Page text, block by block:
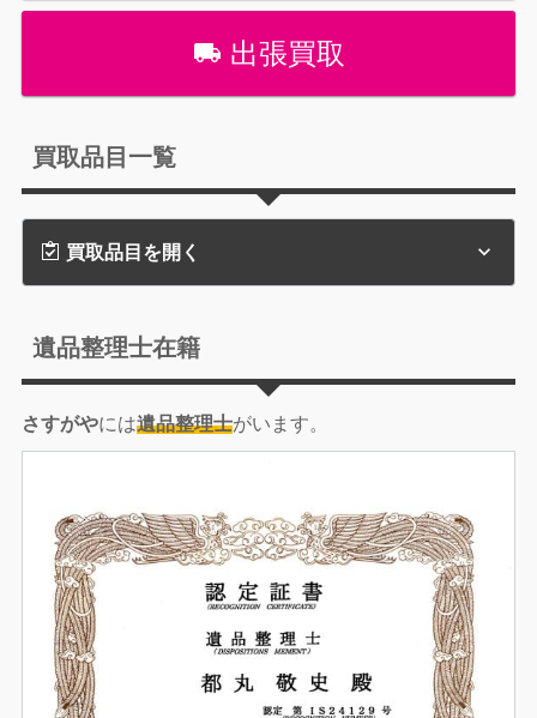
出張買取
買取品目一覧
買取品目を開く
遺品整理士在籍
さすがやには遺品整理士がいます。